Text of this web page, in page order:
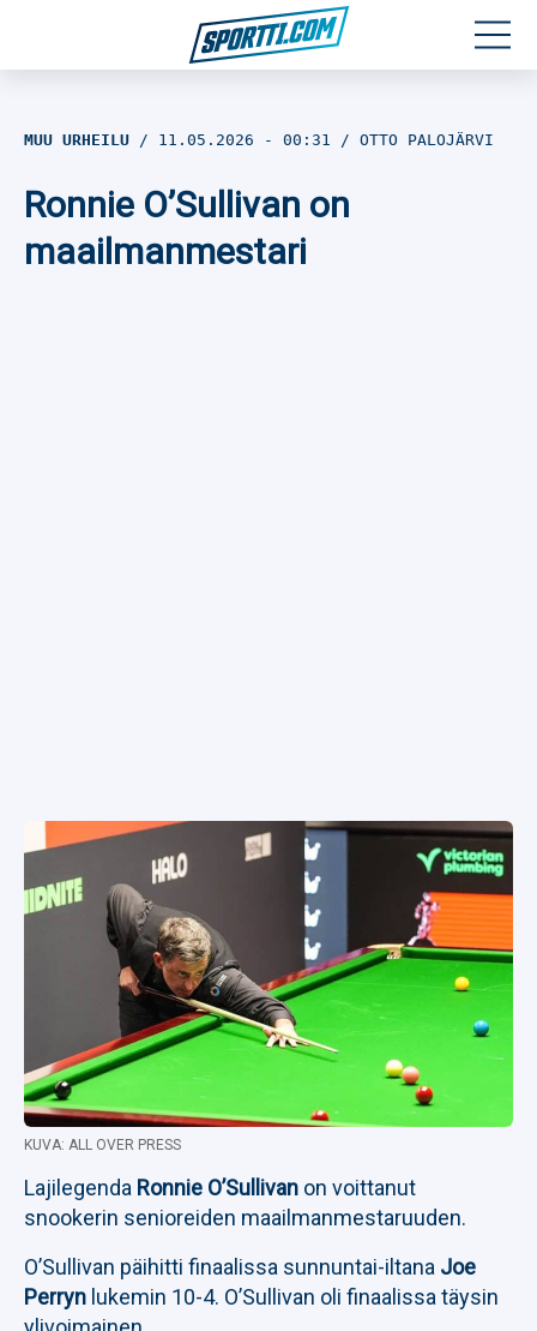
Jalkapallo
MUU URHEILU 11.05.2026 - 00:31 OTTO PALOJÄRVI
Ronnie O’Sullivan on
maailmanmestari
KUVA: ALL OVER PRESS
Lajilegenda Ronnie O’Sullivan on voittanut
snookerin senioreiden maailmanmestaruuden.
O’Sullivan päihitti finaalissa sunnuntai-iltana Joe
Perryn lukemin 10-4. O’Sullivan oli finaalissa täysin